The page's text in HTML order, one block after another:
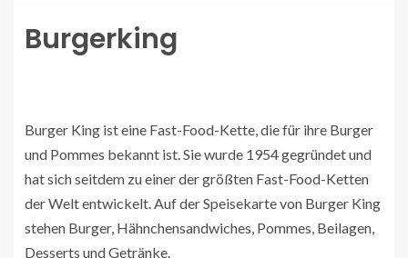
Burgerking
Burger King ist eine Fast-Food-Kette, die für ihre Burger
und Pommes bekannt ist. Sie wurde 1954 gegründet und
hat sich seitdem zu einer der größten Fast-Food-Ketten
der Welt entwickelt. Auf der Speisekarte von Burger King
stehen Burger, Hähnchensandwiches, Pommes, Beilagen,
Desserts und Getränke.